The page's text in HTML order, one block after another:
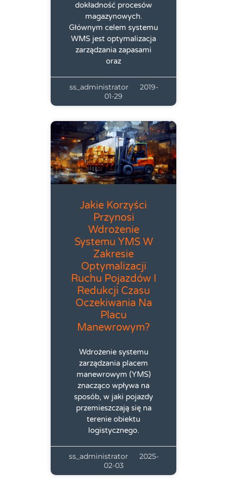
dokładność procesów
magazynowych.
Głównym celem systemu
WMS jest optymalizacja
zarządzania zapasami
oraz
ss_administrator
2019-
01-29
Jakie Korzyści
Przynosi
Wdrożenie
Systemu YMS W
Zakresie
Optymalizacji
Ruchu Pojazdów I
Redukcji Czasu
Oczekiwania Na
Placu
Manewrowym?
Wdrożenie systemu
zarządzania placem
manewrowym (YMS)
znacząco wpływa na
sposób, w jaki pojazdy
przemieszczają się na
terenie obiektu
logistycznego.
ss_administrator
2025-
02-03